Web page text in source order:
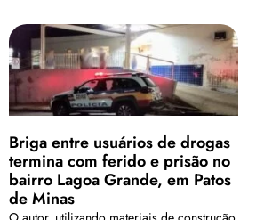
Briga entre usuários de drogas
termina com ferido e prisão no
bairro Lagoa Grande, em Patos
de Minas